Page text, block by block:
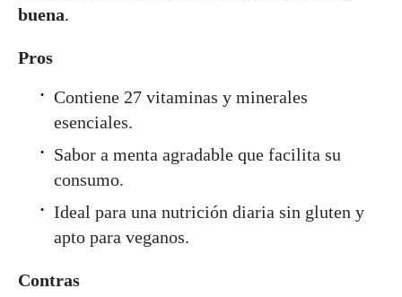
buena.
Pros
Contiene 27 vitaminas y minerales
esenciales.
Sabor a menta agradable que facilita su
consumo.
Ideal para una nutrición diaria sin gluten y
apto para veganos.
Contras